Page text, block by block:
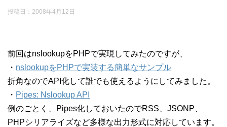
投稿日： 2008年4月12日
前回はnslookupをPHPで実現してみたのですが、
・ nslookupをPHPで実装する簡単なサンプル
折角なのでAPI化して誰でも使えるようにしてみました。
・ Pipes: Nslookup API
例のごとく、Pipes化しておいたのでRSS、JSONP、
PHPシリアライズなど多様な出力形式に対応しています。